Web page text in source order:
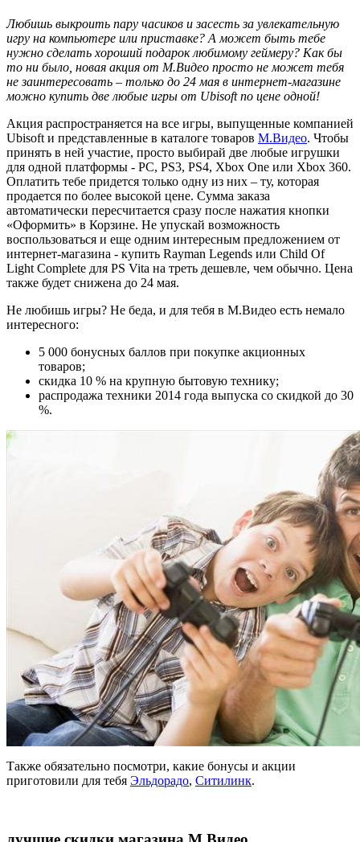
Любишь выкроить пару часиков и засесть за увлекательную
игру на компьютере или приставке? А может быть тебе
нужно сделать хороший подарок любимому геймеру? Как бы
то ни было, новая акция от М.Видео просто не может тебя
не заинтересовать – только до 24 мая в интернет-магазине
можно купить две любые игры от Ubisoft по цене одной!
Акция распространяется на все игры, выпущенные компанией
Ubisoft и представленные в каталоге товаров М.Видео. Чтобы
принять в ней участие, просто выбирай две любые игрушки
для одной платформы - PC, PS3, PS4, Xbox One или Xbox 360.
Оплатить тебе придется только одну из них – ту, которая
продается по более высокой цене. Сумма заказа
автоматически пересчитается сразу после нажатия кнопки
«Оформить» в Корзине. Не упускай возможность
воспользоваться и еще одним интересным предложением от
интернет-магазина - купить Rayman Legends или Child Of
Light Complete для PS Vita на треть дешевле, чем обычно. Цена
также будет снижена до 24 мая.
Не любишь игры? Не беда, и для тебя в М.Видео есть немало
интересного:
5 000 бонусных баллов при покупке акционных
товаров;
скидка 10 % на крупную бытовую технику;
распродажа техники 2014 года выпуска со скидкой до 30
%.
Также обязательно посмотри, какие бонусы и акции
приготовили для тебя Эльдорадо, Ситилинк.